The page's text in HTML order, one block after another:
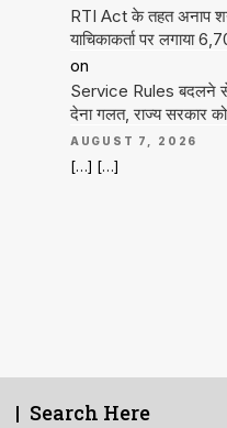
RTI Act के तहत अनाप
याचिकाकर्ता पर लगाया
on
Service Rules बदलने से
देना गलत, राज्य सरकार
AUGUST 7, 2026
[…] […]
Search Here